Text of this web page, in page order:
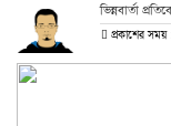
ভিন্নবার্তা
প্রকাশের